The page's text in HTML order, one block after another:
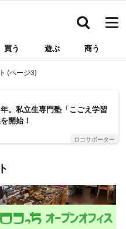
買う 遊ぶ 商う
(ページ3)
。私立生専門塾「こごえ学習
開始！
ロコサポーター